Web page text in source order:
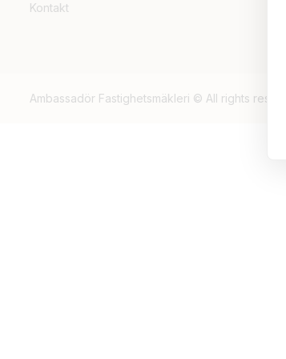
Kontakt
Ambassadör Fastighetsmäkleri © All rights